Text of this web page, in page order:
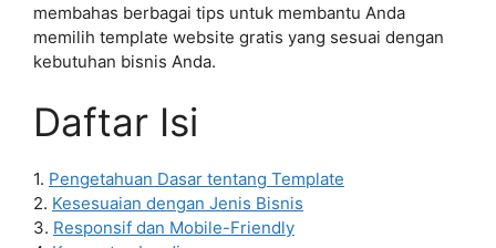
membahas berbagai tips untuk membantu Anda
memilih template website gratis yang sesuai dengan
kebutuhan bisnis Anda.
Daftar Isi
1. Pengetahuan Dasar tentang Template
2. Kesesuaian dengan Jenis Bisnis
3. Responsif dan Mobile-Friendly